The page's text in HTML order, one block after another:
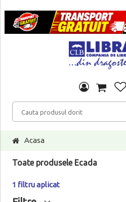
Acasa
Toate produsele Ecada
1 filtru aplicat